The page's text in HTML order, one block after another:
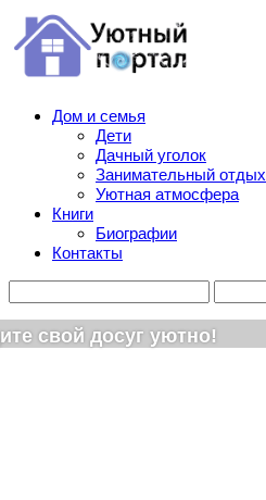
Дом и семья
Дети
Дачный уголок
Занимательный отдых
Уютная атмосфера
Книги
Биографии
Контакты
свой досуг уютно!